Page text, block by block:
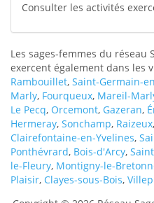
Consulter les activités
Les sages-femmes du réseau
exercent également dans les
Rambouillet, Saint-Germain-
Marly, Fourqueux, Mareil-
Le Pecq, Orcemont, Gazeran,
Hermeray, Sonchamp, Raizeux,
Clairefontaine-en-Yvelines,
Ponthévrard, Bois-d'Arcy,
le-Fleury, Montigny-le-
Plaisir, Clayes-sous-Bois,